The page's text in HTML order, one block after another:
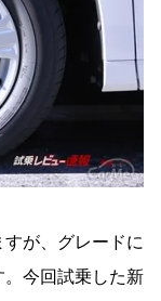
が、グレードに
。今回試乗した新